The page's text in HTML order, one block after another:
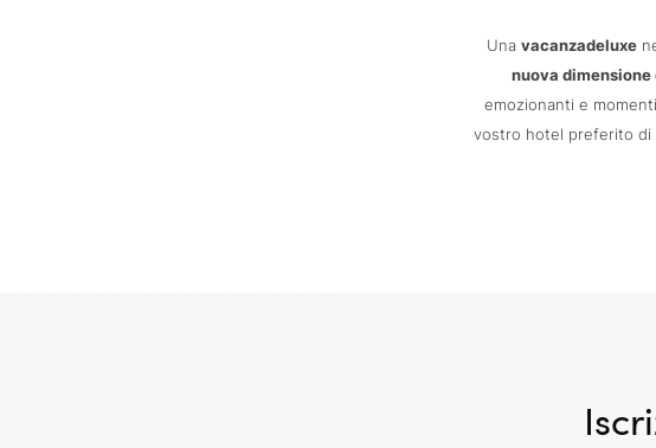
Una vacanzadeluxe
nuova dimensione
emozionanti e
vostro hotel preferito di